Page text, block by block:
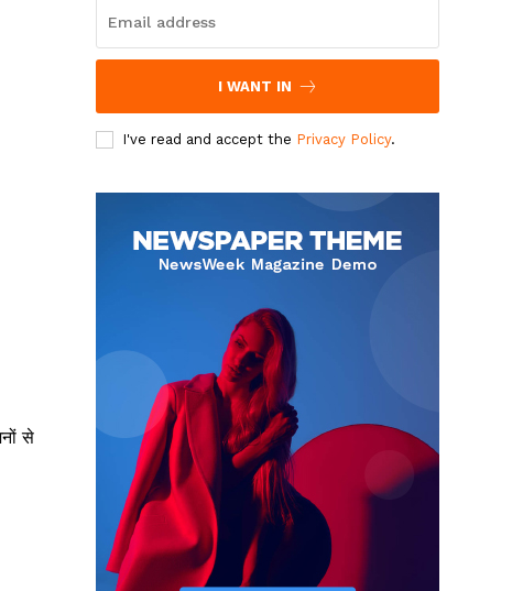
से
I WANT IN
I've read and accept the Privacy Policy.